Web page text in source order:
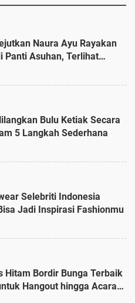
Naura Ayu Rayakan
Panti Asuhan, Terlihat
Kaftan Cokelat
Bulu Ketiak Secara
5 Langkah Sederhana
Selebriti Indonesia
Jadi Inspirasi Fashionmu
Hitam Bordir Bunga Terbaik
Hangout hingga Acara